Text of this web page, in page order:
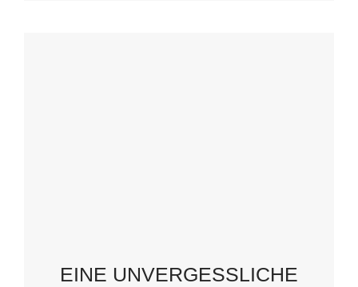
EINE UNVERGESSLICHE